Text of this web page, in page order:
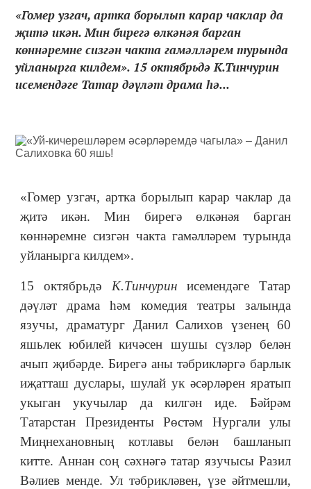
«Гомер узгач, артка борылып карар чаклар да
җитә икән. Мин бирегә өлкәнәя барган
көннәремне сизгән чакта гамәлләрем турында
уйланырга килдем». 15 октябрьдә К.Тинчурин
исемендәге Татар дәүләт драма һә...
«Гомер узгач, артка борылып карар чаклар да
җитә икән. Мин бирегә өлкәнәя барган
көннәремне сизгән чакта гамәлләрем турында
уйланырга килдем».
15 октябрьдә К.Тинчурин исемендәге Татар
дәүләт драма һәм комедия театры залында
язучы, драматург Данил Салихов үзенең 60
яшьлек юбилей кичәсен шушы сүзләр белән
ачып җибәрде. Бирегә аны тәбрикләргә барлык
иҗатташ дуслары, шулай ук әсәрләрен яратып
укыган укучылар да килгән иде. Бәйрәм
Татарстан Президенты Рөстәм Нургали улы
Миңнехановның котлавы белән башланып
китте. Аннан соң сәхнәгә татар язучысы Разил
Вәлиев менде. Ул тәбрикләвен, үзе әйтмешли,